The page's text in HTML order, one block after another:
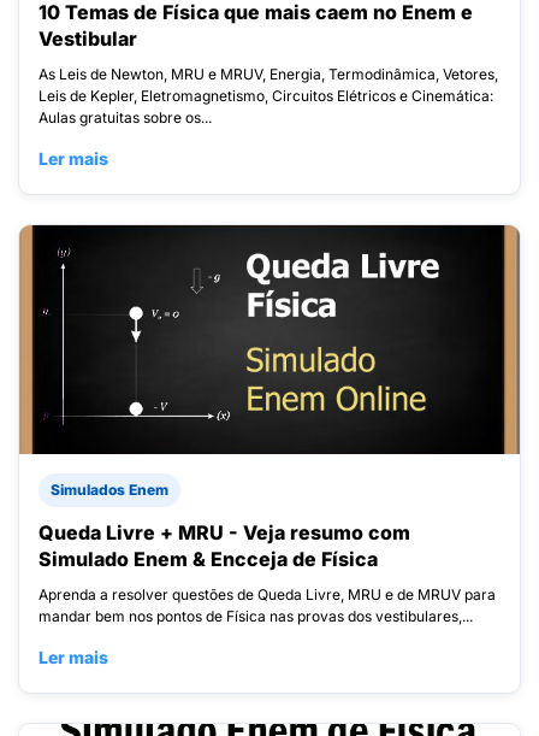
10 Temas de Física que mais caem no Enem e
Vestibular
As Leis de Newton, MRU e MRUV, Energia, Termodinâmica, Vetores,
Leis de Kepler, Eletromagnetismo, Circuitos Elétricos e Cinemática:
Aulas gratuitas sobre os...
Ler mais
Simulados Enem
Queda Livre + MRU - Veja resumo com
Simulado Enem & Encceja de Física
Aprenda a resolver questões de Queda Livre, MRU e de MRUV para
mandar bem nos pontos de Física nas provas dos vestibulares,...
Ler mais